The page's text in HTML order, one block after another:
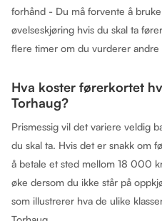
forhånd - Du må forvente å
øvelseskjøring hvis du skal ta
flere timer om du vurderer andre
Hva koster førerkortet
Torhaug?
Prismessig vil det variere veldig
du skal ta. Hvis det er snakk om
å betale et sted mellom 18 000
øke dersom du ikke står på
som illustrerer hva de ulike